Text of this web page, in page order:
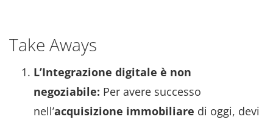
Take Aways
L’Integrazione digitale è non
negoziabile: Per avere successo
nell’acquisizione immobiliare di oggi, devi